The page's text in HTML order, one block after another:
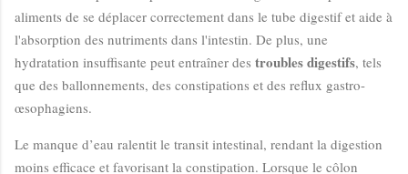
aliments de se déplacer correctement dans le tube digestif et aide à
l'absorption des nutriments dans l'intestin. De plus, une
hydratation insuffisante peut entraîner des troubles digestifs, tels
que des ballonnements, des constipations et des reflux gastro-
œsophagiens.
Le manque d’eau ralentit le transit intestinal, rendant la digestion
moins efficace et favorisant la constipation. Lorsque le côlon